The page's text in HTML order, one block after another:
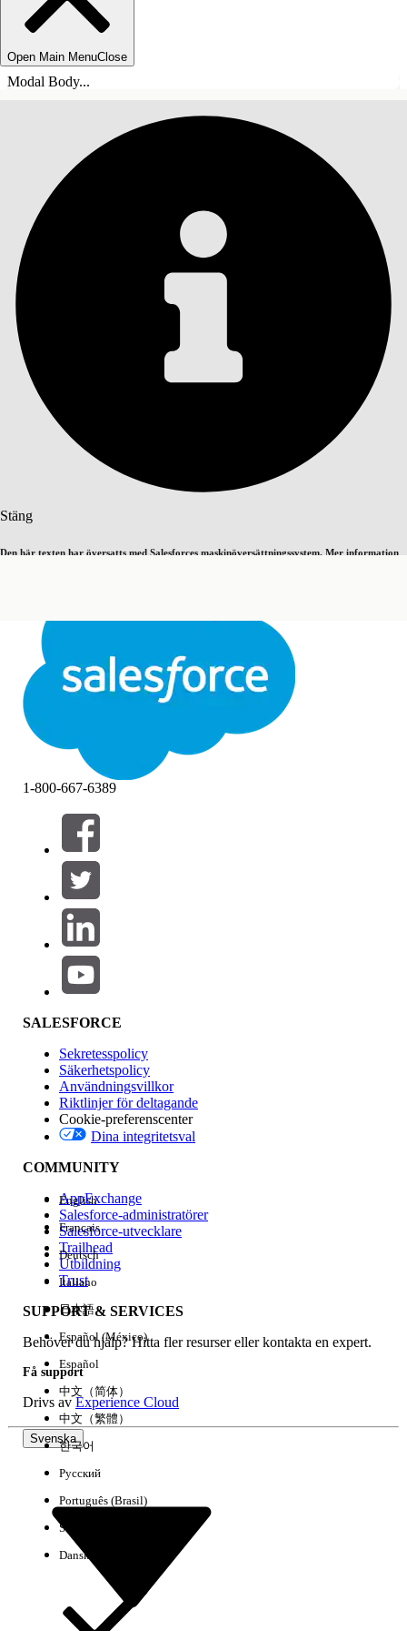
Open Main MenuClose
Modal Body...
Stäng
Den här texten har översatts med Salesforces maskinöversättningssystem. Mer information
StängStäng
Innehållsförteckningar
INNEHÅLLSFÖRTECKNINGAR
Filter (0)
VÄLJ FILTER
Produktområde
Funktionspåverkan
Version
Händelse
Rensa alla Klart
1-800-667-6389
SALESFORCE
Sekretesspolicy
Säkerhetspolicy
Användningsvillkor
Riktlinjer för deltagande
Cookie-preferenscenter
Dina integritetsval
COMMUNITY
AppExchange
Salesforce-administratörer
Salesforce-utvecklare
Trailhead
Utbildning
Trust
SUPPORT & SERVICES
Behöver du hjälp? Hitta fler resurser eller kontakta en expert.
Få support
Drivs avExperience Cloud
Svenska
English
Français
Deutsch
Italiano
日本語
Español (México)
Español
中文（简体）
中文（繁體）
한국어
Русский
Português (Brasil)
Suomi
Dansk